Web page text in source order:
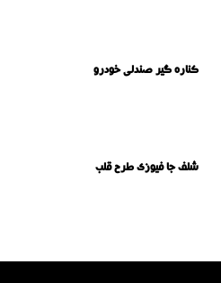
کناره گیر صندلی خودرو
شلف جا فیوزی طرح قلب